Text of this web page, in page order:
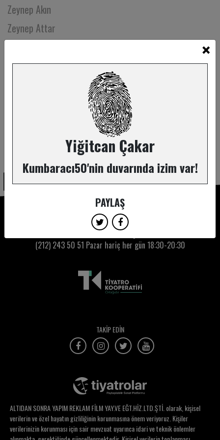
Zeynep Akın
Zeynep Attar
Zeynep Ceren Gedikali
Zeynep Hazal Sevinç
Zeynep Malaz
Ziya Demirel
×
Yiğitcan Çakar
Kumbaracı50'nin duvarında izim var!
PAYLAŞ
Kumbaracı50 Gişe:
(212) 243 50 51 Pazar hariç her gün 18:30-20:30
TAKİP EDİN
ALTIDAN SONRA YAPIM REKLAM FİLM YAY.VE EĞT.HİZ.LTD.ŞTİ. olarak, kişisel
verilerin ve özel hayatın gizliliğinin korunmasına önem veriyoruz. Kişiler
verilerinizin korunması için sair mevzuat uyarınca idari ve teknik önlemler